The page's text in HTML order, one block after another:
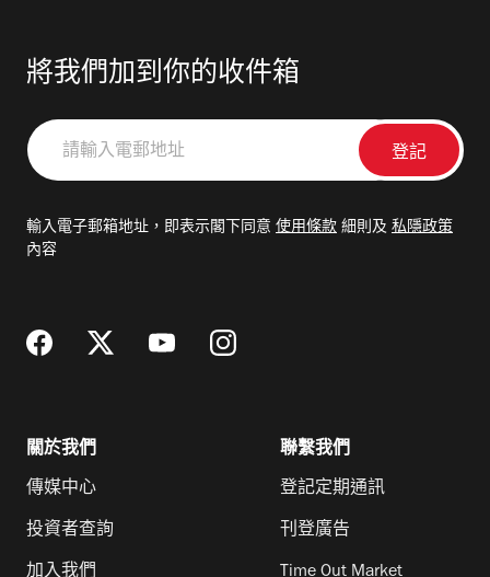
將我們加到你的收件箱
請
輸
郵
輸入電子郵箱地址，即表示閣下同意 使用條款 細則及 私隱政策
內容
關於我們
傳媒中心
投資者查詢
加入我們
聯繫我們
登記定期通訊
刊登廣告
Time Out Market